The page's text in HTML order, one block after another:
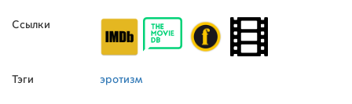
Ссылки
Тэги эротизм